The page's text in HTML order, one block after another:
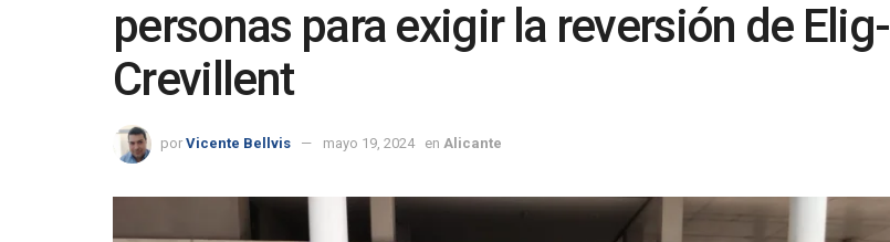
personas para exigir la reversión de Elig-
Crevillent
por Vicente Bellvis mayo 19, 2024 en Alicante